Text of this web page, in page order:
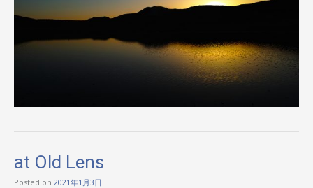
at Old Lens
Posted on 2021年1月3日